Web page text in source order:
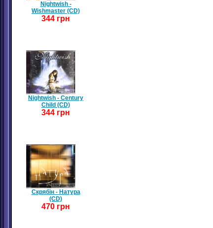
Nightwish -
Wishmaster (CD)
344 грн
Nightwish - Century
Child (CD)
344 грн
Скрябін - Натура
(CD)
470 грн